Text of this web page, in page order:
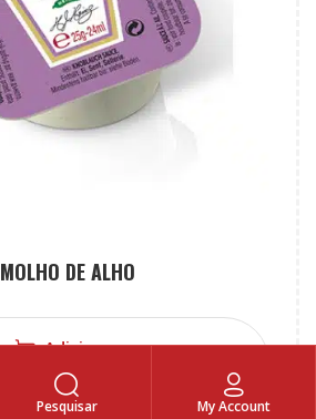
MOLHO DE ALHO
Adicionar
0,90
Pesquisar My Account